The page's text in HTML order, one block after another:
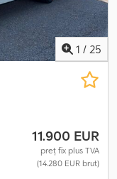
1 / 25
11.900 EUR
preț fix plus TVA
(14.280 EUR brut)